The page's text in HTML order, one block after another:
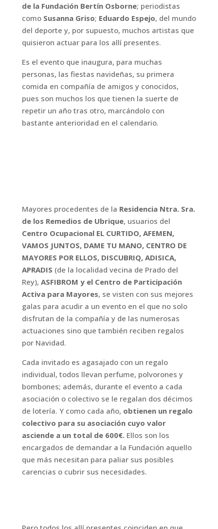
de la Fundación Bertín Osborne; periodistas
como Susanna Griso; Eduardo Espejo, del mundo
del deporte y, por supuesto, muchos artistas que
quisieron actuar para los allí presentes.
Es el evento que inaugura, para muchas
personas, las fiestas navideñas, su primera
comida en compañía de amigos y conocidos,
pues son muchos los que tienen la suerte de
repetir un año tras otro, marcándolo con
bastante anterioridad en el calendario.
Mayores procedentes de la Residencia Ntra. Sra.
de los Remedios de Ubrique, usuarios del
Centro Ocupacional EL CURTIDO, AFEMEN,
VAMOS JUNTOS, DAME TU MANO, CENTRO DE
MAYORES POR ELLOS, DISCUBRIQ, ADISICA,
APRADIS (de la localidad vecina de Prado del
Rey), ASFIBROM y el Centro de Participación
Activa para Mayores, se visten con sus mejores
galas para acudir a un evento en el que no solo
disfrutan de la compañía y de las numerosas
actuaciones sino que también reciben regalos
por Navidad.
Cada invitado es agasajado con un regalo
individual, todos llevan perfume, polvorones y
bombones; además, durante el evento a cada
asociación o colectivo se le regalan dos décimos
de lotería. Y como cada año, obtienen un regalo
colectivo para su asociación cuyo valor
asciende a un total de 600€.Ellos son los
encargados de demandar a la Fundación aquello
que más necesitan para paliar sus posibles
carencias o cubrir sus necesidades.